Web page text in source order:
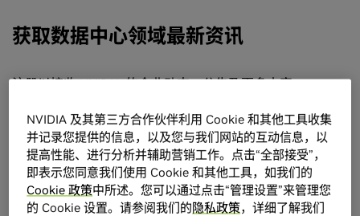
获取数据中心领域最新资讯
注册以接收 NVIDIA 的企业动态、公告及更多内容。
名字
姓氏
NVIDIA 及其第三方合作伙伴利用 Cookie 和其他工具收集
并记录您提供的信息，以及您与我们网站的互动信息，以
提高性能、进行分析并辅助营销工作。点击“全部接受”，
即表示您同意我们使用 Cookie 和其他工具，如我们的
Cookie 政策中所述。您可以通过点击“管理设置”来管理您
的 Cookie 设置。请参阅我们的隐私政策，详细了解我们